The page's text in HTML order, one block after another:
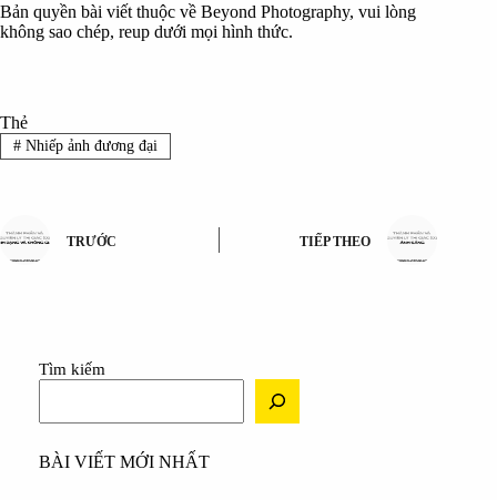
Bản quyền bài viết thuộc về Beyond Photography, vui lòng
không sao chép, reup dưới mọi hình thức.
Thẻ
#Nhiếp ảnh đương đại
TRƯỚC TIẾP THEO
Tìm kiếm
BÀI VIẾT MỚI NHẤT